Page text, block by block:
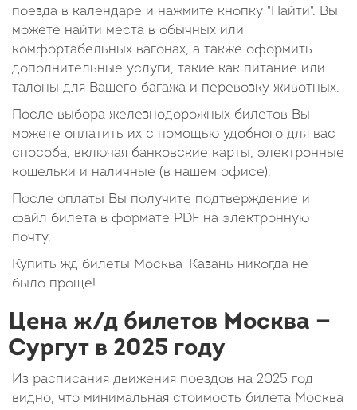
поезда в календаре и нажмите кнопку "Найти". Вы
можете найти места в обычных или
комфортабельных вагонах, а также оформить
дополнительные услуги, такие как питание или
талоны для Вашего багажа и перевозку животных.
После выбора железнодорожных билетов Вы
можете оплатить их с помощью удобного для вас
способа, включая банковские карты, электронные
кошельки и наличные (в нашем офисе).
После оплаты Вы получите подтверждение и
файл билета в формате PDF на электронную
почту.
Купить жд билеты Москва-Казань никогда не
было проще!
Цена ж/д билетов Москва —
Сургут в 2025 году
Из расписания движения поездов на 2025 год
видно, что минимальная стоимость билета Москва
12
13 14 15 16 17
18
19
20 21 22 23
31